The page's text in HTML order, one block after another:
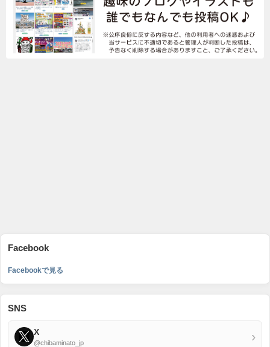
Facebook
Facebookで見る
SNS
X
@chibaminato_jp ›